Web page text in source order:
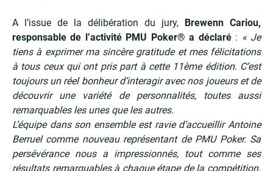
A l’issue de la délibération du jury, Brewenn Cariou,
responsable de l’activité PMU Poker® a déclaré: « Je
tiens à exprimer ma sincère gratitude et mes félicitations
à tous ceux qui ont pris part à cette 11ème édition. C’est
toujours un réel bonheur d’interagir avec nos joueurs et de
découvrir une variété de personnalités, toutes aussi
remarquables les unes que les autres.
L’équipe dans son ensemble est ravie d’accueillir Antoine
Berruel comme nouveau représentant de PMU Poker. Sa
persévérance nous a impressionnés, tout comme ses
résultats remarquables à chaque étape de la compétition.